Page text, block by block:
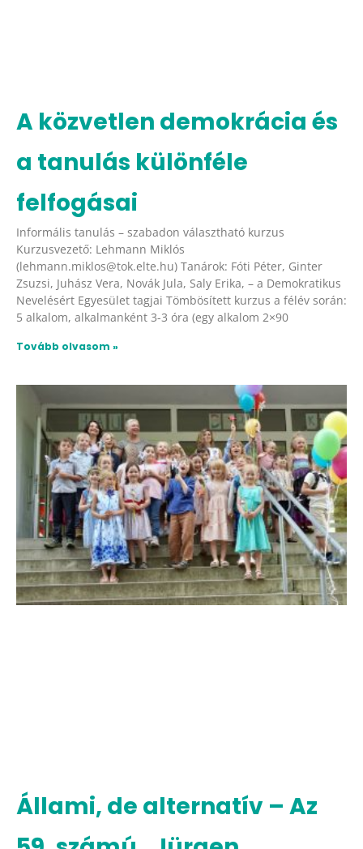
A közvetlen demokrácia és
a tanulás különféle
felfogásai
Informális tanulás – szabadon választható kurzus
Kurzusvezető: Lehmann Miklós
(lehmann.miklos@tok.elte.hu) Tanárok: Fóti Péter, Ginter
Zsuzsi, Juhász Vera, Novák Jula, Saly Erika, – a Demokratikus
Nevelésért Egyesület tagjai Tömbösített kurzus a félév során:
5 alkalom, alkalmanként 3-3 óra (egy alkalom 2×90
Tovább olvasom »
Állami, de alternatív – Az